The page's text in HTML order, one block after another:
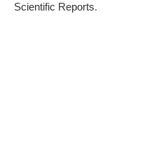
Scientific Reports.